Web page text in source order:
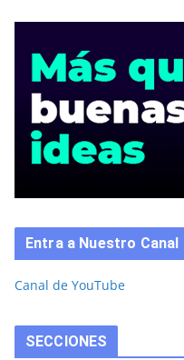
Entra a Nuestro Canal
Canal de YouTube
SECCIONES